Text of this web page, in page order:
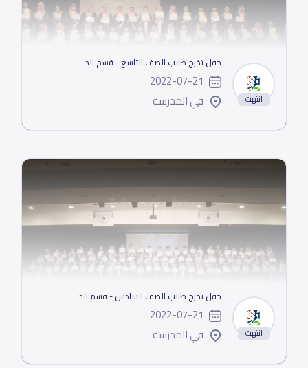
انتهت
حفل تخرج طلاب الصف التاسع - قسم الد
2022-07-21
في المدرسة
انتهت
حفل تخرج طلاب الصف السادس - قسم الد
2022-07-21
في المدرسة